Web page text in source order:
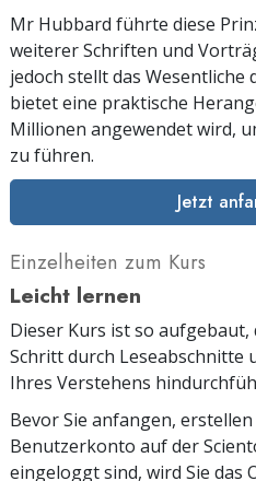
Mr Hubbard führte diese
weiterer Schriften und
jedoch stellt das Wesentliche
bietet eine praktische
Millionen angewendet wird,
zu führen.
Jetzt
Einzelheiten zum Kurs
Leicht lernen
Dieser Kurs ist so aufgebaut,
Schritt durch Leseabschnitte
Ihres Verstehens
Bevor Sie anfangen,
Benutzerkonto auf der
eingeloggt sind, wird Sie das